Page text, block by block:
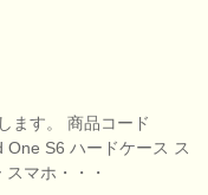
ます。 商品コード
One S6 ハードケース ス
マホ・・・